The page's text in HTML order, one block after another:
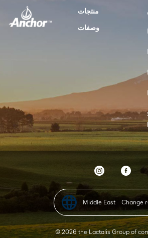
منتجات
وصفات
Middle East Change
© 2026 the Lactalis Group of